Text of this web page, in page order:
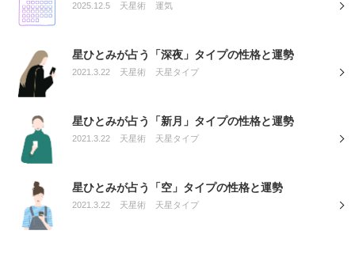
2025.12.5 天星術 運気
星ひとみが占う「深夜」タイプの性格と運勢
2021.3.22 天星術 天星タイプ
星ひとみが占う「新月」タイプの性格と運勢
2021.3.22 天星術 天星タイプ
星ひとみが占う「空」タイプの性格と運勢
2021.3.22 天星術 天星タイプ